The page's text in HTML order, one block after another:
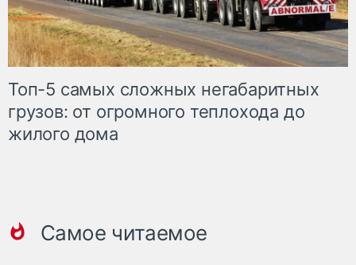
Топ-5 самых сложных негабаритных
грузов: от огромного теплохода до
жилого дома
Самое читаемое